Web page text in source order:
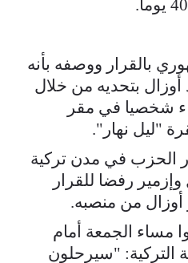
بالقرار ووصفه بأنه
بتحديه من خلال
شخصيا في مقر
"ليل نهار".
الحزب في مدن تركية
رفضا للقرار
أوزال من منصبه.
مساء الجمعة أمام
التركية: "سيرحلون